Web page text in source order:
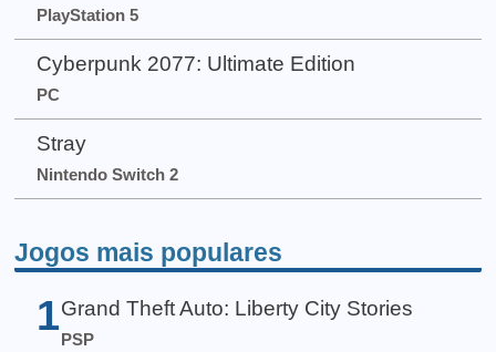
PlayStation 5
Cyberpunk 2077: Ultimate Edition
PC
Stray
Nintendo Switch 2
Jogos mais populares
1 Grand Theft Auto: Liberty City Stories
PSP